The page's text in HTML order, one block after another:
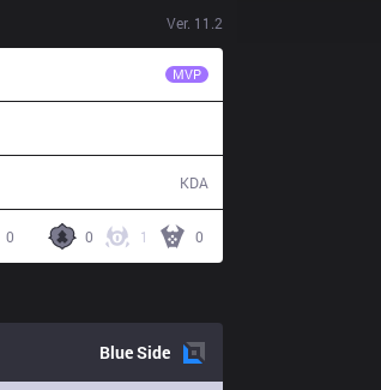
Ver. 11.2
MVP
KDA
0 1 0
0
BlueSide